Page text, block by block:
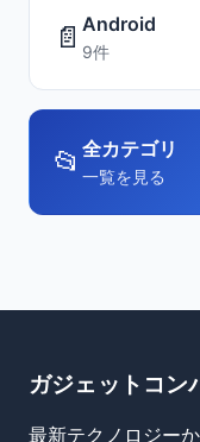
📄 Android
9件
📂 全カテゴリ
一覧を見る
ガジェットコン
最新テクノロジー